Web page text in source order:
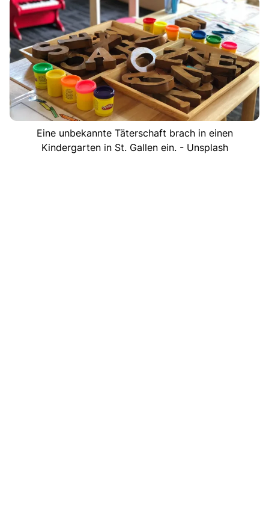
Eine unbekannte Täterschaft brach in einen
Kindergarten in St. Gallen ein. - Unsplash